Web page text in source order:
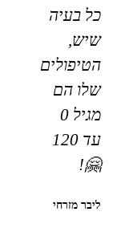
כל בעיה
שיש,
הטיפולים
שלו הם
מגיל 0
עד 120
🤗!
ליבר מזרחי